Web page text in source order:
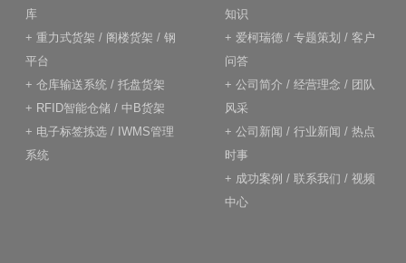
库
+ 重力式货架 / 阁楼货架 / 钢
平台
+ 仓库输送系统 / 托盘货架
+ RFID智能仓储 / 中B货架
+ 电子标签拣选 / IWMS管理
系统
知识
+ 爱柯瑞德 / 专题策划 / 客户
问答
+ 公司简介 / 经营理念 / 团队
风采
+ 公司新闻 / 行业新闻 / 热点
时事
+ 成功案例 / 联系我们 / 视频
中心